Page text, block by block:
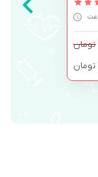
تومان
تومان